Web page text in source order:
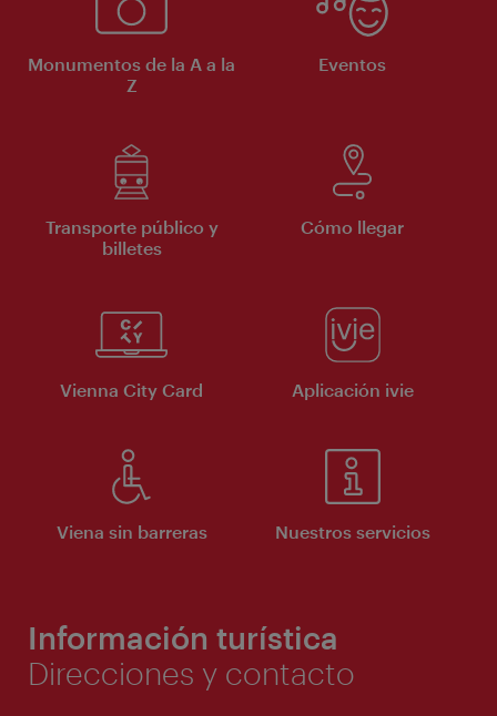
Monumentos de la A a la
Z
Eventos
Transporte público y
billetes
Cómo llegar
Vienna City Card Aplicación ivie
Viena sin barreras Nuestros servicios
Información turística
Direcciones y contacto